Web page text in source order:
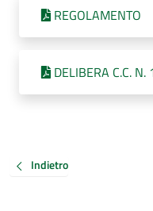
REGOLAMENTO
DELIBERA C.C.
Indietro